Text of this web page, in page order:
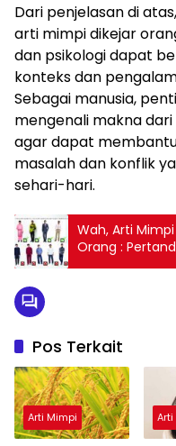
Dari penjelasan di
arti mimpi dikejar
dan psikologi dapat
konteks dan
Sebagai manusia,
mengenali makna
agar dapat
masalah dan konflik
sehari-hari.
Wah, Arti
Orang :
Misterinya!
Pos Terkait
Arti Mimpi Arti